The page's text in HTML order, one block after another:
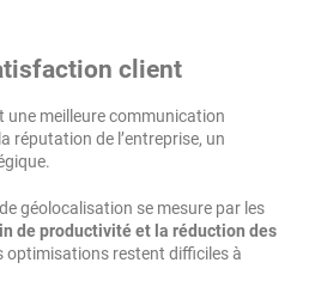
client
une meilleure communication
réputation de l’entreprise, un
géolocalisation se mesure par les
de productivité et la réduction des
optimisations restent difficiles à